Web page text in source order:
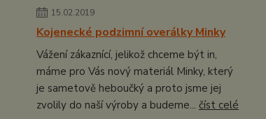
15.02.2019
Kojenecké podzimní overálky Minky
Vážení zákaznící, jelikož chceme být in,
máme pro Vás nový materiál Minky, který
je sametově heboučký a proto jsme jej
zvolily do naší výroby a budeme... číst celé